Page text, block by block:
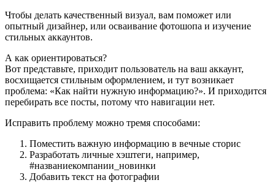
Чтобы делать качественный визуал, вам поможет или
опытный дизайнер, или осваивание фотошопа и изучение
стильных аккаунтов.
А как ориентироваться?
Вот представьте, приходит пользователь на ваш аккаунт,
восхищается стильным оформлением, и тут возникает
проблема: «Как найти нужную информацию?». И приходится
перебирать все посты, потому что навигации нет.
Исправить проблему можно тремя способами:
Поместить важную информацию в вечные сторис
Разработать личные хэштеги, например,
#названиекомпании_новинки
Добавить текст на фотографии